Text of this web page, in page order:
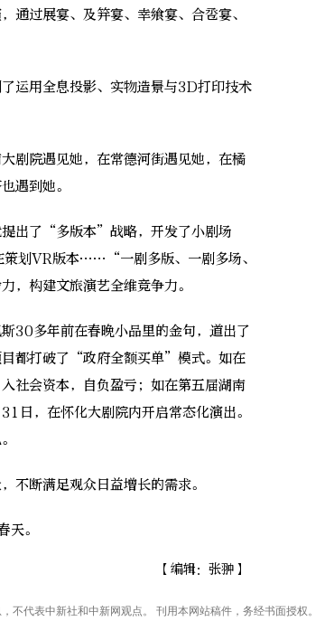
通过展宴、及笄宴、幸飨宴、合卺宴、
运用全息投影、实物造景与3D打印技术
院遇见她，在常德河街遇见她，在橘
遇到她。
出了“多版本”战略，开发了小剧场
策划VR版本……“一剧多版、一剧多场、
，构建文旅演艺全维竞争力。
多年前在春晚小品里的金句，道出了
目都打破了“政府全额买单”模式。如在
社会资本，自负盈亏；如在第五届湖南
日，在怀化大剧院内开启常态化演出。
断满足观众日益增长的需求。
。
【编辑：张翀】
不代表中新社和中新网观点。 刊用本网站稿件，务经书面授权。